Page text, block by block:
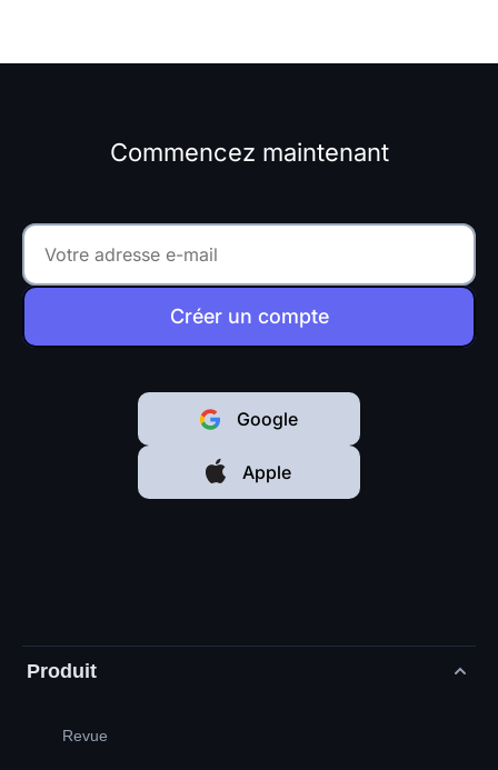
Commencez maintenant
Créer un compte
Google
Apple
Produit
Revue